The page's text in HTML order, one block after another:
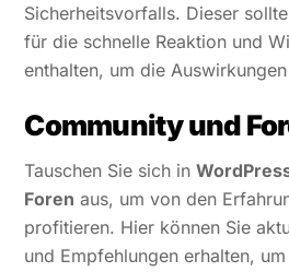
Sicherheitsvorfalls. Dieser
für die schnelle Reaktion und
enthalten, um die
Community und
Tauschen Sie sich in
Foren aus, um von den
profitieren. Hier können Sie
und Empfehlungen erhalten,